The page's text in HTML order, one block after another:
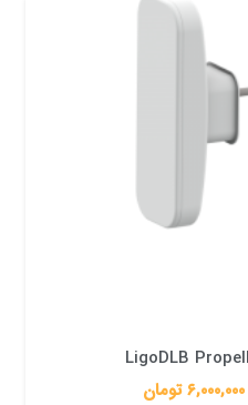
۶,۰۰۰,۰۰۰ تومان